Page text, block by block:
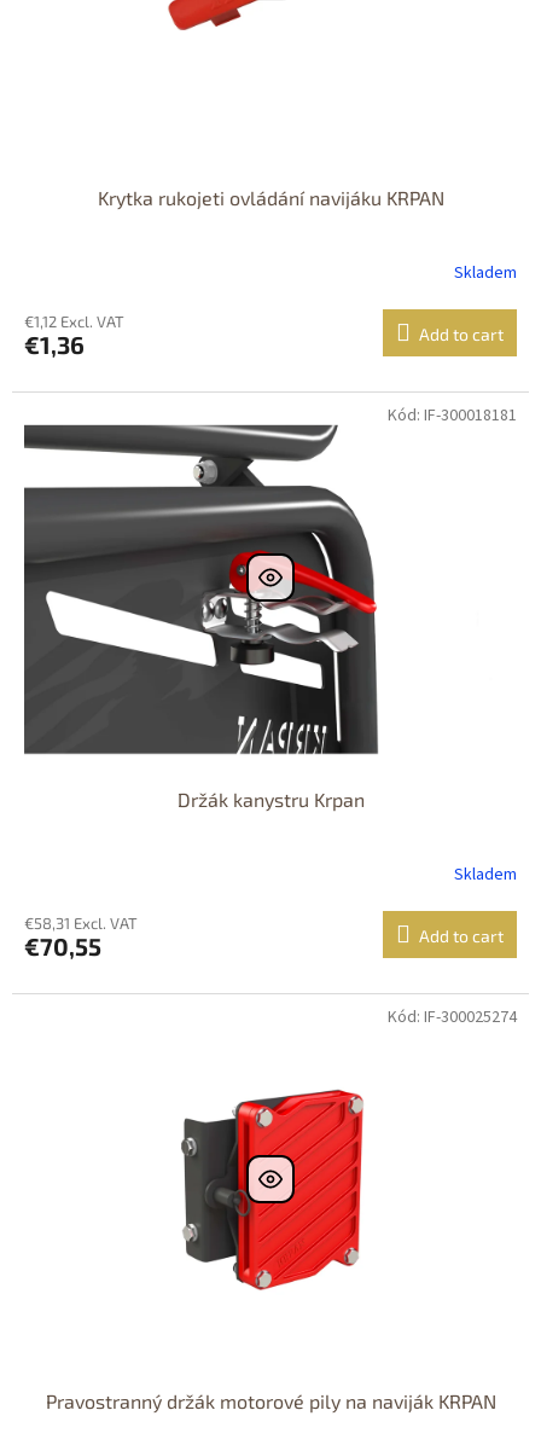
Krytka rukojeti ovládání navijáku KRPAN
Skladem
€1,12 Excl. VAT
€1,36 Add to cart
Držák kanystru Krpan
Skladem
€58,31 Excl. VAT
€70,55 Add to cart
Kód: IF-300018181
Pravostranný držák motorové pily na naviják KRPAN
Kód: IF-300025274